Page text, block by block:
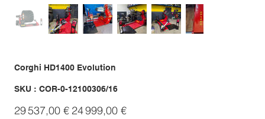
Corghi HD1400 Evolution
SKU : SKU
COR-
12100306/16
COR-0-12100306/16
Prix
d’origine
29 537,00 € Prix
promotionnel
24 999,00 €